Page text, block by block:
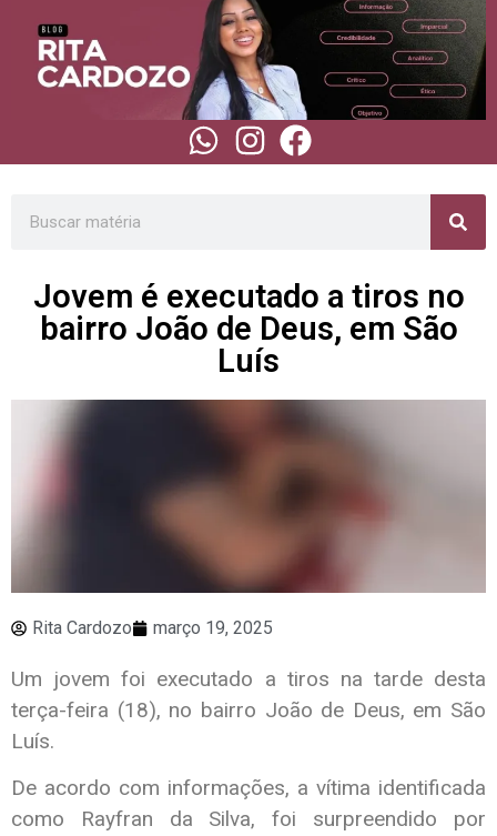
Jovem é executado a tiros no
bairro João de Deus, em São
Luís
Rita Cardozo março 19, 2025
Um jovem foi executado a tiros na tarde desta
terça-feira (18), no bairro João de Deus, em São
Luís.
De acordo com informações, a vítima identificada
como Rayfran da Silva, foi surpreendido por